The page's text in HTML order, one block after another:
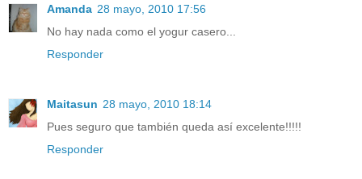
Amanda 28 mayo, 2010 17:56
No hay nada como el yogur casero...
Responder
Maitasun 28 mayo, 2010 18:14
Pues seguro que también queda así excelente!!!!!
Responder